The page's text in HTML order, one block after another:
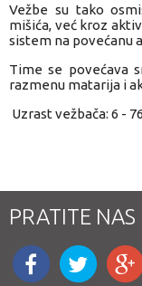
Vežbe su tako
mišića, već kroz
sistem na povećanu
Time se povećava
razmenu matarija i
Uzrast vežbača: 6 -
PRATITE NAS